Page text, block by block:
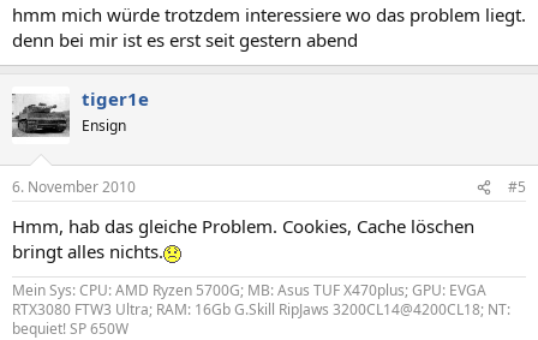
hmm mich würde trotzdem interessiere wo das problem liegt.
denn bei mir ist es erst seit gestern abend
tiger1e
Ensign
6. November 2010 #5
Hmm, hab das gleiche Problem. Cookies, Cache löschen
bringt alles nichts.
Mein Sys: CPU: AMD Ryzen 5700G; MB: Asus TUF X470plus; GPU: EVGA
RTX3080 FTW3 Ultra; RAM: 16Gb G.Skill RipJaws 3200CL14@4200CL18; NT:
bequiet! SP 650W